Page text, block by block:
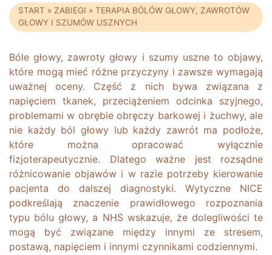
START » ZABIEGI » TERAPIA BÓLÓW GŁOWY, ZAWROTÓW
GŁOWY I SZUMÓW USZNYCH
Bóle głowy, zawroty głowy i szumy uszne to objawy,
które mogą mieć różne przyczyny i zawsze wymagają
uważnej oceny. Część z nich bywa związana z
napięciem tkanek, przeciążeniem odcinka szyjnego,
problemami w obrębie obręczy barkowej i żuchwy, ale
nie każdy ból głowy lub każdy zawrót ma podłoże,
które można opracować wyłącznie
fizjoterapeutycznie. Dlatego ważne jest rozsądne
różnicowanie objawów i w razie potrzeby kierowanie
pacjenta do dalszej diagnostyki. Wytyczne NICE
podkreślają znaczenie prawidłowego rozpoznania
typu bólu głowy, a NHS wskazuje, że dolegliwości te
mogą być związane między innymi ze stresem,
postawą, napięciem i innymi czynnikami codziennymi.